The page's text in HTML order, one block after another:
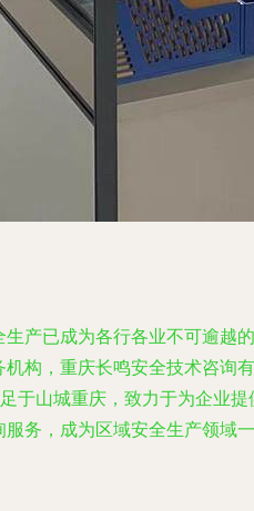
产已成为各行各业不可逾越的
构，重庆长鸣安全技术咨询有
于山城重庆，致力于为企业提
务，成为区域安全生产领域一